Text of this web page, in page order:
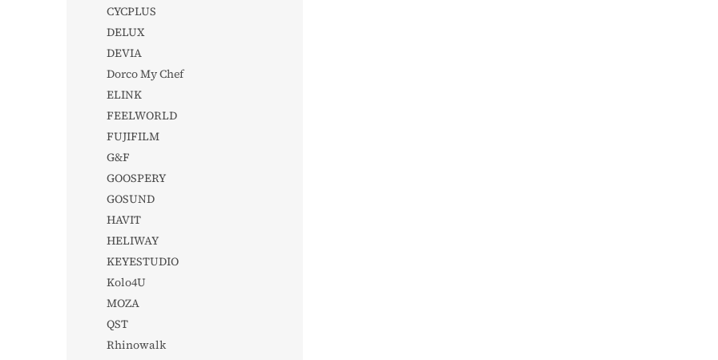
CYCPLUS
DELUX
DEVIA
Dorco My Chef
ELINK
FEELWORLD
FUJIFILM
G&F
GOOSPERY
GOSUND
HAVIT
HELIWAY
KEYESTUDIO
Kolo4U
MOZA
QST
Rhinowalk